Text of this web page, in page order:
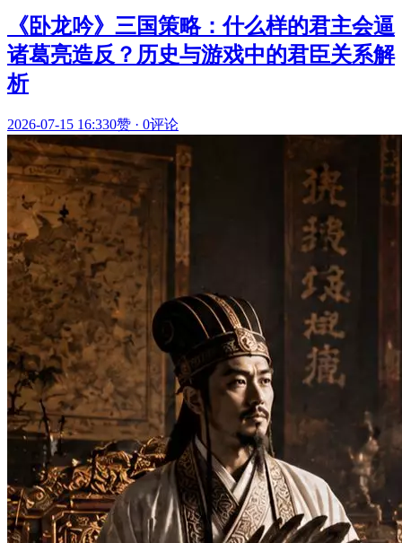
《卧龙吟》三国策略：什么样的君主会逼
诸葛亮造反？历史与游戏中的君臣关系解
析
2026-07-15 16:330赞 · 0评论